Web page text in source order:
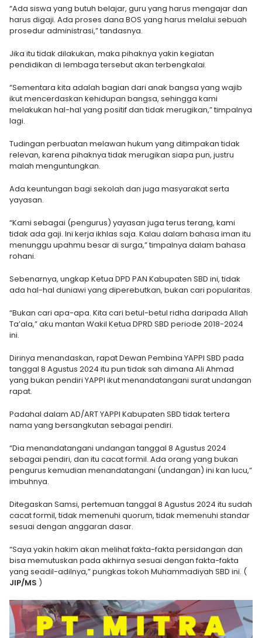
“Ada siswa yang butuh belajar, guru yang harus mengajar dan
harus digaji. Ada proses dana BOS yang harus melalui sebuah
prosedur administrasi,” tandasnya.
Jika itu tidak dilakukan, maka pihaknya yakin kegiatan
pendidikan di lembaga tersebut akan terbengkalai.
“Sementara kita adalah bagian dari anak bangsa yang wajib
ikut mencerdaskan kehidupan bangsa, sehingga kami
melakukan hal-hal yang positif dan tidak merugikan,” timpalnya
lagi.
Tudingan perbuatan melawan hukum yang ditimpakan tidak
relevan, karena pihaknya tidak merugikan siapa pun, justru
malah menguntungkan.
Ada keuntungan bagi sekolah dan juga masyarakat serta
yayasan.
“Kami sebagai (pengurus) yayasan juga terus terang, kami
tidak ada gaji. Ini kerja ikhlas saja. Kalau dalam bahasa iman itu
menunggu upahmu besar di surga,” timpalnya dalam bahasa
rohani.
Sebenarnya, ungkap Ketua DPD PAN Kabupaten SBD ini, tidak
ada hal-hal duniawi yang diperebutkan, bukan cari popularitas.
“Bukan cari apa-apa. Kita cari betul-betul ridha daripada Allah
Ta’ala,” aku mantan Wakil Ketua DPRD SBD periode 2018-2024
ini.
Dirinya menandaskan, rapat Dewan Pembina YAPPI SBD pada
tanggal 8 Agustus 2024 itu pun tidak sah dimana Ali Ahmad
yang bukan pendiri YAPPI ikut menandatangani surat undangan
rapat.
Padahal dalam AD/ART YAPPI Kabupaten SBD tidak tertera
nama yang bersangkutan sebagai pendiri.
“Dia menandatangani undangan tanggal 8 Agustus 2024
sebagai pendiri, dan itu cacat formil. Ada orang yang bukan
pengurus kemudian menandatangani (undangan) ini kan lucu,”
imbuhnya.
Ditegaskan Samsi, pertemuan tanggal 8 Agustus 2024 itu sudah
cacat formil, tidak memenuhi quorum, tidak memenuhi standar
sesuai dengan anggaran dasar.
“Saya yakin hakim akan melihat fakta-fakta persidangan dan
bisa memutuskan pada akhirnya sesuai dengan fakta-fakta
yang seadil-adilnya,” pungkas tokoh Muhammadiyah SBD ini. (
JIP/MS )